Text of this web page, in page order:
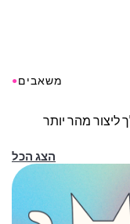
●משאבים
ליצור מהר יותר
הצג הכל